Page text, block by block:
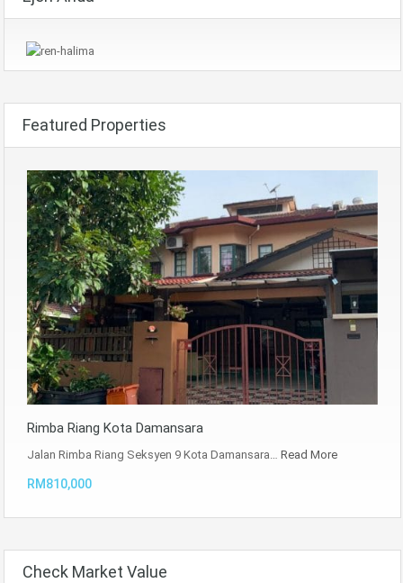
Featured Properties
Rimba Riang Kota Damansara
Jalan Rimba Riang Seksyen 9 Kota Damansara… Read More
RM810,000
Check Market Value